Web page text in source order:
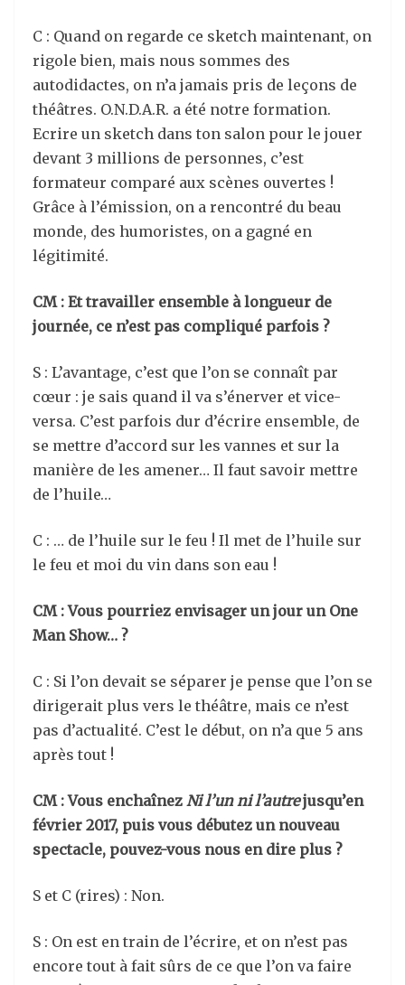
C : Quand on regarde ce sketch maintenant, on
rigole bien, mais nous sommes des
autodidactes, on n’a jamais pris de leçons de
théâtres. O.N.D.A.R. a été notre formation.
Ecrire un sketch dans ton salon pour le jouer
devant 3 millions de personnes, c’est
formateur comparé aux scènes ouvertes !
Grâce à l’émission, on a rencontré du beau
monde, des humoristes, on a gagné en
légitimité.
CM : Et travailler ensemble à longueur de
journée, ce n’est pas compliqué parfois ?
S : L’avantage, c’est que l’on se connaît par
cœur : je sais quand il va s’énerver et vice-
versa. C’est parfois dur d’écrire ensemble, de
se mettre d’accord sur les vannes et sur la
manière de les amener… Il faut savoir mettre
de l’huile…
C : … de l’huile sur le feu ! Il met de l’huile sur
le feu et moi du vin dans son eau !
CM : Vous pourriez envisager un jour un One
Man Show… ?
C : Si l’on devait se séparer je pense que l’on se
dirigerait plus vers le théâtre, mais ce n’est
pas d’actualité. C’est le début, on n’a que 5 ans
après tout !
CM : Vous enchaînez Ni l’un ni l’autrejusqu’en
février 2017, puis vous débutez un nouveau
spectacle, pouvez-vous nous en dire plus ?
S et C (rires) : Non.
S : On est en train de l’écrire, et on n’est pas
encore tout à fait sûrs de ce que l’on va faire